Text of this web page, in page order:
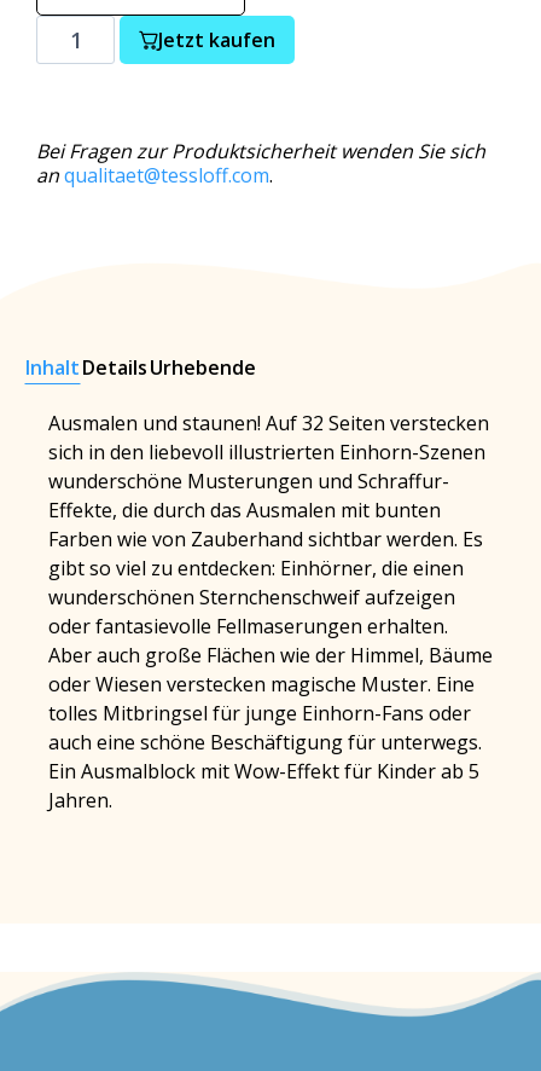
Jetzt kaufen
Bei Fragen zur Produktsicherheit wenden Sie sich
anqualitaet@tessloff.com.
InhaltDetailsUrhebende
Ausmalen und staunen! Auf 32 Seiten verstecken
sich in den liebevoll illustrierten Einhorn-Szenen
wunderschöne Musterungen und Schraffur-
Effekte, die durch das Ausmalen mit bunten
Farben wie von Zauberhand sichtbar werden. Es
gibt so viel zu entdecken: Einhörner, die einen
wunderschönen Sternchenschweif aufzeigen
oder fantasievolle Fellmaserungen erhalten.
Aber auch große Flächen wie der Himmel, Bäume
oder Wiesen verstecken magische Muster. Eine
tolles Mitbringsel für junge Einhorn-Fans oder
auch eine schöne Beschäftigung für unterwegs.
Ein Ausmalblock mit Wow-Effekt für Kinder ab 5
Jahren.